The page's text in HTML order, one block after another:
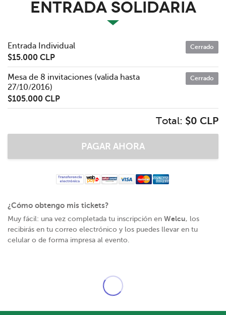
ENTRADA SOLIDARIA
Entrada Individual
$15.000 CLP
Cerrado
Mesa de 8 invitaciones (valida hasta
27/10/2016)
$105.000 CLP
Cerrado
Total: $0 CLP
¿Cómo obtengo mis tickets?
Muy fácil: una vez completada tu inscripción en Welcu, los
recibirás en tu correo electrónico y los puedes llevar en tu
celular o de forma impresa al evento.